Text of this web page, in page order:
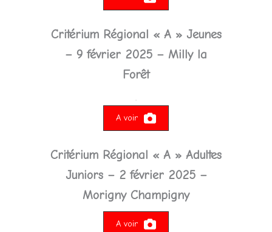
Critérium Régional « A » Jeunes
– 9 février 2025 – Milly la
Forêt
.
A voir
Critérium Régional « A » Adultes
Juniors – 2 février 2025 –
Morigny Champigny
A voir